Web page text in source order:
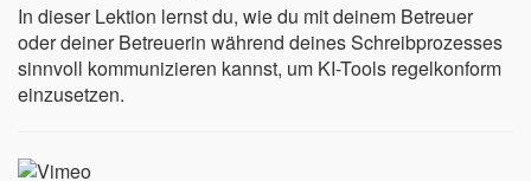
In dieser Lektion lernst du, wie du mit deinem Betreuer
oder deiner Betreuerin während deines Schreibprozesses
sinnvoll kommunizieren kannst, um KI-Tools regelkonform
einzusetzen.